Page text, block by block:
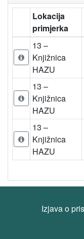
Lokacija
primjerka
13 –
Knjižnica
HAZU
13 –
Knjižnica
HAZU
13 –
Knjižnica
HAZU
Izjava o